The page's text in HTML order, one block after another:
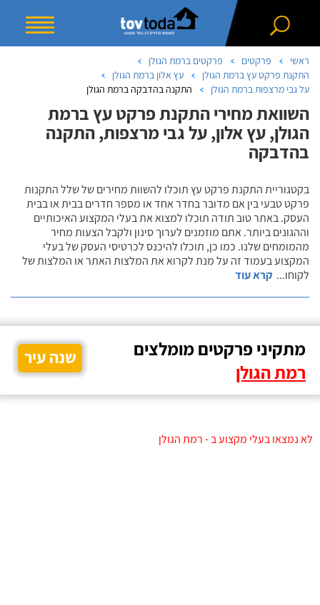
ראשי פרקטים
פרקטים ברמת הגולן
התקנת פרקט עץ ברמת הגולן
עץ אלון ברמת הגולן
על גבי מרצפות ברמת הגולן
התקנה בהדבקה ברמת הגולן
השוואת מחירי התקנת פרקט עץ ברמת
הגולן, עץ אלון, על גבי מרצפות, התקנה
בהדבקה
בקטגוריית התקנת פרקט עץ תוכלו להשוות מחירים של שלל התקנות
פרקט טבעי בין אם מדובר בחדר אחד או מספר חדרים בבית או בבית
העסק. באתר טוב תודה תוכלו למצוא את בעלי המקצוע האיכותיים
וההגונים ביותר. אתם מוזמנים לערוך סינון ולקבל הצעות מחיר
מהמומחים שלנו. כמו כן, תוכלו להיכנס לכרטיסי העסק של בעלי
המקצוע בעמוד זה על מנת לקרוא את המלצות האתר או המלצות של
לקוחו... קרא עוד
מתקיני פרקטים מומלצים
רמת הגולן
שנה עיר
לא נמצאו בעלי מקצוע ב - רמת הגולן